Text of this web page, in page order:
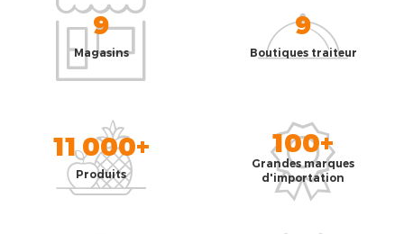
9
Magasins
9
Boutiques traiteur
11 000+
Produits
100+
Grandes marques
d'importation